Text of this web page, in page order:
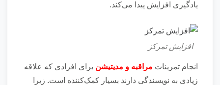
یاد‌گیری افزایش پیدا می‌کند.
افزایش تمرکز
انجام تمرینات مراقبه و مدیتیشن برای افرادی که علاقه
زیادی به نویسندگی دارند بسیار کمک‌کننده است. زیرا